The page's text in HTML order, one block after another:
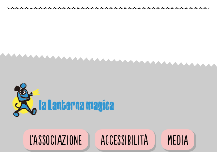
L'Associazione Accessibilità
Media